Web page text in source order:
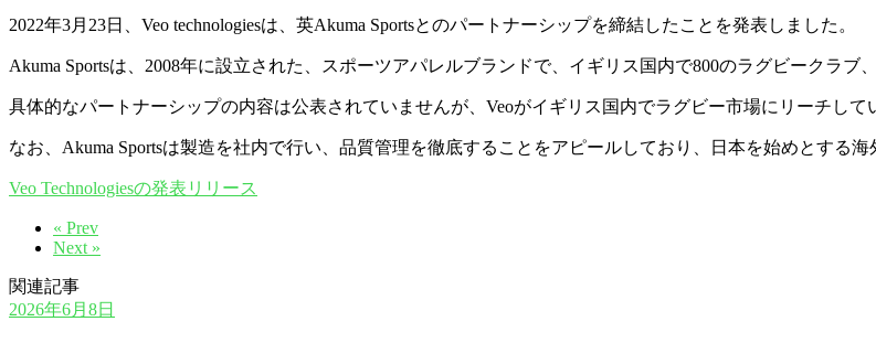
2022年3月23日、Veo technologiesは、英Akuma Sportsとのパートナーシップを締結したことを発表しました。
Akuma Sportsは、2008年に設立された、スポーツアパレルブランドで、イギリス国内で800のラグビークラブ
具体的なパートナーシップの内容は公表されていませんが、Veoがイギリス国内でラグビー市場にリーチして
なお、Akuma Sportsは製造を社内で行い、品質管理を徹底することをアピールしており、日本を始めとする海
Veo Technologiesの発表リリース
« Prev
Next »
関連記事
2026年6月8日